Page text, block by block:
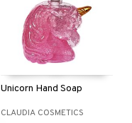
Unicorn Hand Soap
CLAUDIA COSMETICS